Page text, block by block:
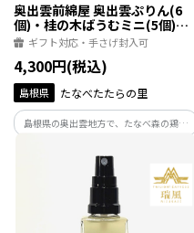
奥出雲前綿屋 奥出雲ぷりん(6
個)・桂の木ばうむミニ(5個)セ
ットギフト対応・手さげ封入可
4,300円(税込)
島根県 たなべたたらの里
島根県の奥出雲地方で、たなべ森の鶏舎
卵」を使用したプリンとバウムクーヘン
のセット。上質なたまごの風味を感じら
れるスイーツをお楽しみください。